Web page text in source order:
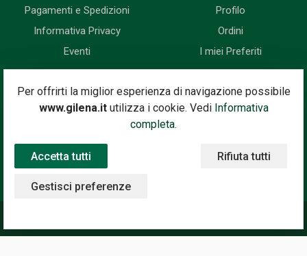
Per offrirti la miglior esperienza di navigazione possibile
www.gilena.itutilizza i cookie. Vedi Informativa
completa.
Accetta tutti Rifiuta tutti
Gestisci preferenze
Pagamenti e Spedizioni
Informativa Privacy
Eventi
Profilo
Ordini
I miei Preferiti
Newsletter
Iscriviti subito alla nostra newsletter. Riceverai prima di tutti le
novità, le offerte, i prossimi eventi...
Indirizzo Email
Iscriviti